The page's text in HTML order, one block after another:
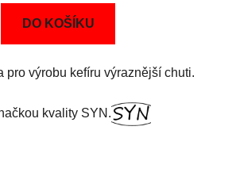
DO KOŠÍKU
pro výrobu kefíru výraznější chuti.
kvality SYN.